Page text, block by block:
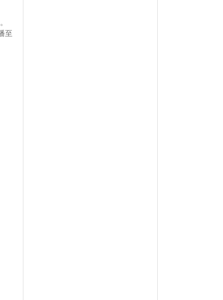
至